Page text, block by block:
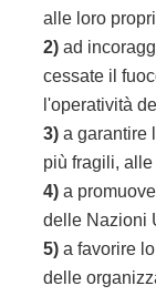
alle loro
2) ad
cessate il
l'operatività
3) a garantire
più fragili,
4) a
delle Nazioni
5) a favorire
delle